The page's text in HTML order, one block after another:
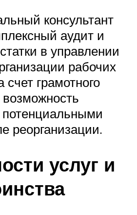
консультант
аудит и
в управлении
рабочих
счет грамотного
потенциальными
реорганизации.
услуг и